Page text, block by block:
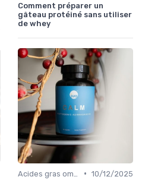
Comment préparer un
gâteau protéiné sans utiliser
de whey
• 10/12/2025